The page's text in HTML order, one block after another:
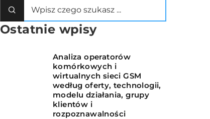
Ostatnie wpisy
Analiza operatorów
komórkowych i
wirtualnych sieci GSM
według oferty, technologii,
modelu działania, grupy
klientów i
rozpoznawalności